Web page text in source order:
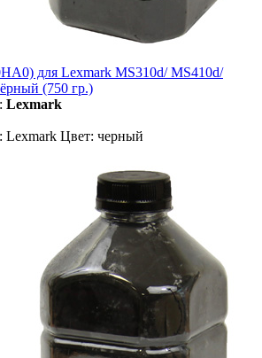
для Lexmark MS310d/ MS410d/
(750 гр.)
Lexmark
Lexmark Цвет: черный